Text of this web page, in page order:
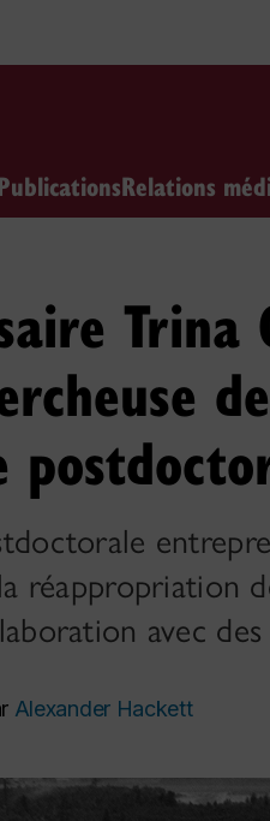
Relations
réappropriation
avec
Alexander Hackett